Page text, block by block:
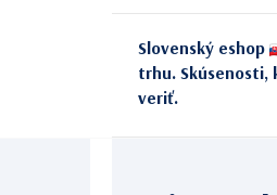
Slovenský eshop
trhu. Skúsenosti,
veriť.